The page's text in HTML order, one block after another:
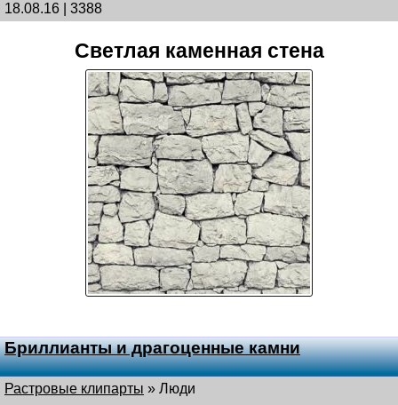
18.08.16 | 3388
Светлая каменная стена
Бриллианты и драгоценные камни
Растровые клипарты » Люди